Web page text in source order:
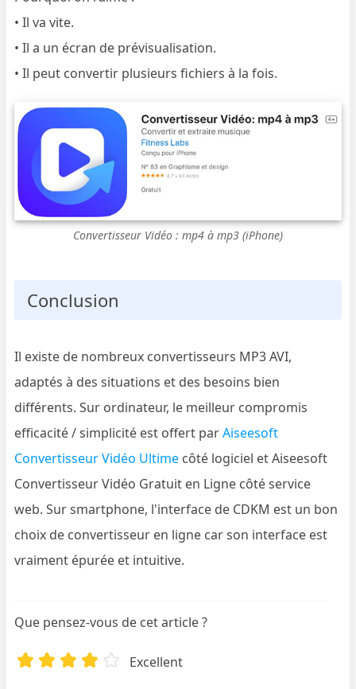
• Il va vite.
• Il a un écran de prévisualisation.
• Il peut convertir plusieurs fichiers à la fois.
Convertisseur Vidéo : mp4 à mp3 (iPhone)
Conclusion
Il existe de nombreux convertisseurs MP3 AVI,
adaptés à des situations et des besoins bien
différents. Sur ordinateur, le meilleur compromis
efficacité / simplicité est offert parAiseesoft
Convertisseur Vidéo Ultime côté logiciel et Aiseesoft
Convertisseur Vidéo Gratuit en Ligne côté service
web. Sur smartphone, l'interface de CDKM est un bon
choix de convertisseur en ligne car son interface est
vraiment épurée et intuitive.
Que pensez-vous de cet article ?
Excellent